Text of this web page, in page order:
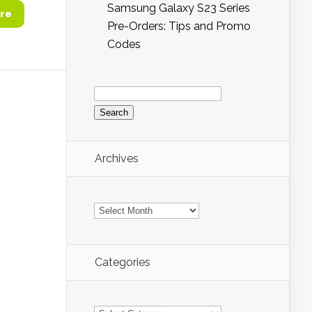
Samsung Galaxy S23 Series
Pre-Orders: Tips and Promo
Codes
Search
for:
Archives
Archives
Categories
Categories